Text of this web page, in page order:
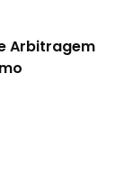
Arbitragem